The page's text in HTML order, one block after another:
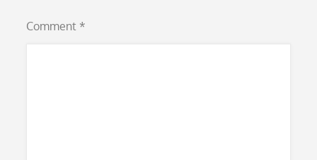
Comment *